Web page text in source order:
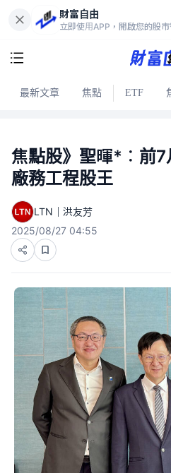
財富自由
立即使用APP，開啟您的股市
最新文章 焦點 ETF
焦點股》聖暉*︰前7
廠務工程股王
LTN｜洪友芳
2025/08/27 04:55